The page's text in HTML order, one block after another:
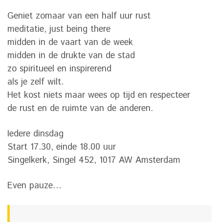
Geniet zomaar van een half uur rust
meditatie, just being there
midden in de vaart van de week
midden in de drukte van de stad
zo spiritueel en inspirerend
als je zelf wilt.
Het kost niets maar wees op tijd en respecteer
de rust en de ruimte van de anderen.
Iedere dinsdag
Start 17.30, einde 18.00 uur
Singelkerk, Singel 452, 1017 AW Amsterdam
Even pauze…